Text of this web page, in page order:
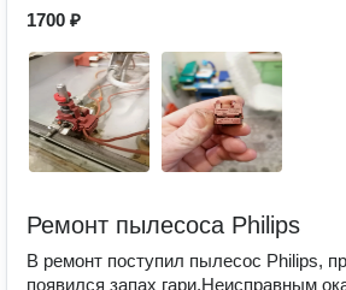
1700 ₽
Ремонт пылесоса Philips
В ремонт поступил пылесос Philips,
появился запах гари.Неисправным